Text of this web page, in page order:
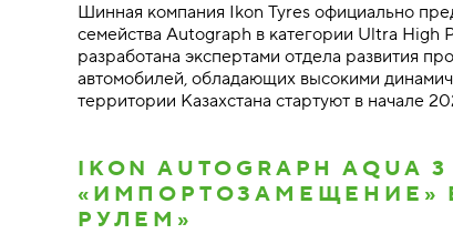
Шинная компания Ikon Tyres официально
семейства Autograph в категории Ultra
разработана экспертами отдела развития
автомобилей, обладающих высокими
территории Казахстана стартуют в начале
IKON AUTOGRAPH
«ИМПОРТОЗАМЕЩЕНИЕ»
РУЛЕМ»